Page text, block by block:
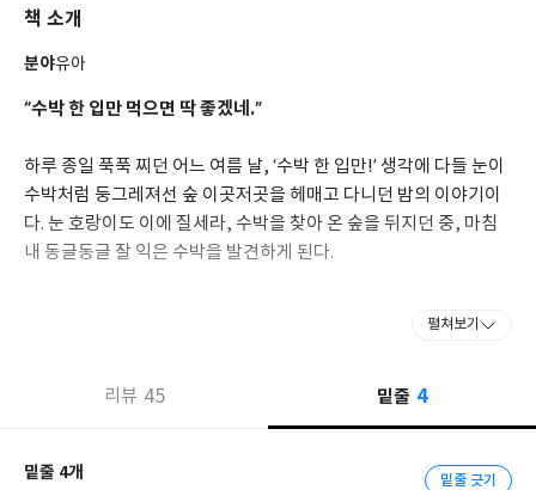
책 소개
분야유아
“수박 한 입만 먹으면 딱 좋겠네.”
하루 종일 푹푹 찌던 어느 여름 날, ‘수박 한 입만!’ 생각에 다들 눈이
수박처럼 둥그레져선 숲 이곳저곳을 헤매고 다니던 밤의 이야기이
다. 눈 호랑이도 이에 질세라, 수박을 찾아 온 숲을 뒤지던 중, 마침
내 동글동글 잘 익은 수박을 발견하게 된다.
대차게 대꾸한 뒤, 한 입에 먹어 버리고 마는데……. 수박의 예언은
진실이었을까? 눈 호랑이 앞에는 어떤 큰일이 기다리고 있을까?
펼쳐보기
리뷰 45 밑줄 4
밑줄 4개 밑줄 긋기